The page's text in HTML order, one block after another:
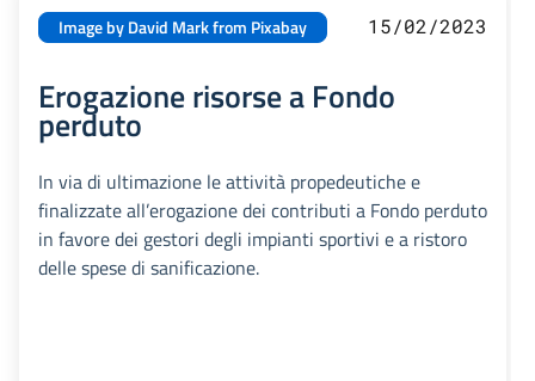
Image by David Mark from Pixabay 15/02/2023
Erogazione risorse a Fondo
perduto
In via di ultimazione le attività propedeutiche e
finalizzate all’erogazione dei contributi a Fondo perduto
in favore dei gestori degli impianti sportivi e a ristoro
delle spese di sanificazione.